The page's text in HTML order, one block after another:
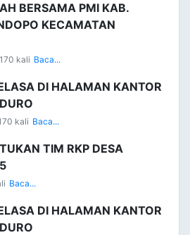
BERSAMA PMI KAB.
KECAMATAN
170 kali Baca...
DI HALAMAN KANTOR
kali Baca...
TIM RKP DESA
Baca...
DI HALAMAN KANTOR